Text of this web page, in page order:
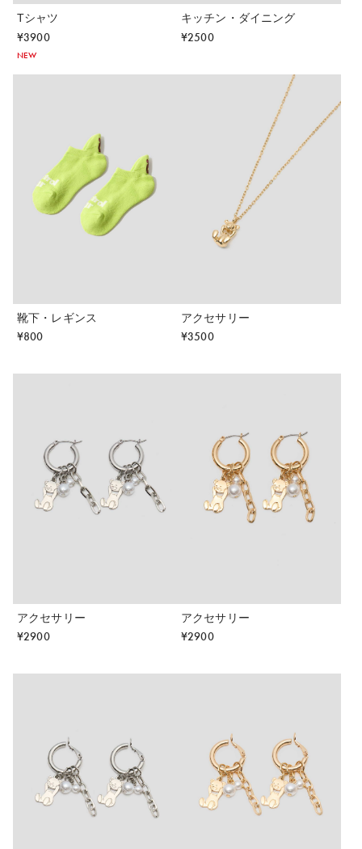
Tシャツ
¥3900
NEW
キッチン・ダイニング
¥2500
靴下・レギンス
¥800
アクセサリー
¥3500
アクセサリー
¥2900
アクセサリー
¥2900